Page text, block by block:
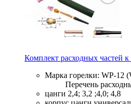
Комплект расходных частей
Марка горелки: WP-12
Перечень
цанги 2,4; 3,2 ;4,0; 4,8